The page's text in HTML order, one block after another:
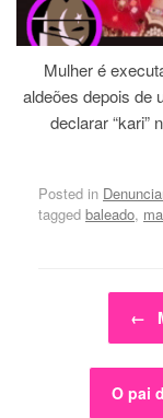
Mulher é
aldeões depois de
declarar “kari”
Posted in
tagged baleado,
Post navigation
←
O pai